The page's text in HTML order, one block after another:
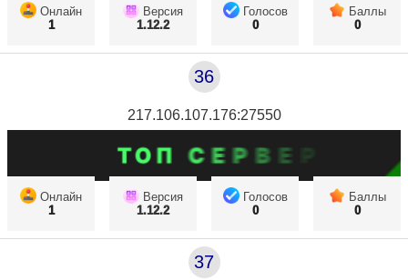
Онлайн
1
Версия
1.12.2
Голосов
0
Баллы
0
36
217.106.107.176:27550
Онлайн
1
Версия
1.12.2
Голосов
0
Баллы
0
37